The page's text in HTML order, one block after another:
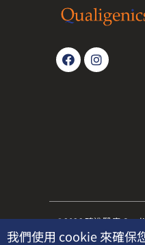
我們使用 cookie 來確保
©2026 確進醫療